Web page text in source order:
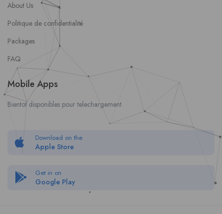
About Us
Politique de confidentialité
Packages
FAQ
Mobile Apps
Bientot disponibles pour telechargement
Download on the
Apple Store
Get in on
Google Play